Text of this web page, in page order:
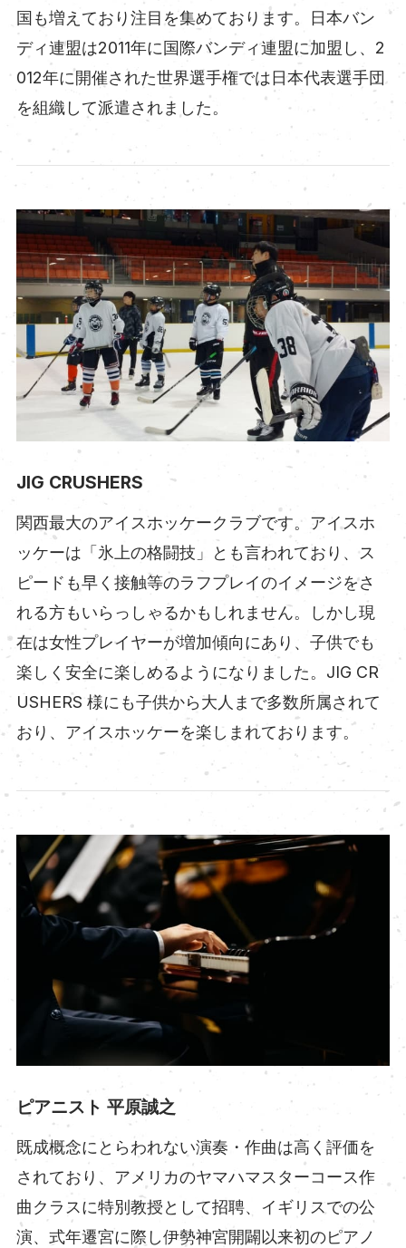
国も増えており注目を集めております。日本バン
ディ連盟は2011年に国際バンディ連盟に加盟し、2
012年に開催された世界選手権では日本代表選手団
を組織して派遣されました。
JIG CRUSHERS
関西最大のアイスホッケークラブです。アイスホ
ッケーは「氷上の格闘技」とも言われており、ス
ピードも早く接触等のラフプレイのイメージをさ
れる方もいらっしゃるかもしれません。しかし現
在は女性プレイヤーが増加傾向にあり、子供でも
楽しく安全に楽しめるようになりました。JIG CR
USHERS 様にも子供から大人まで多数所属されて
おり、アイスホッケーを楽しまれております。
ピアニスト 平原誠之
既成概念にとらわれない演奏・作曲は高く評価を
されており、アメリカのヤマハマスターコース作
曲クラスに特別教授として招聘、イギリスでの公
演、式年遷宮に際し伊勢神宮開闢以来初のピアノ